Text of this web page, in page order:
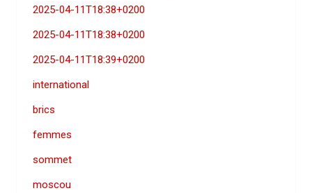
2025-04-11T18:38+0200
2025-04-11T18:38+0200
2025-04-11T18:39+0200
international
brics
femmes
sommet
moscou